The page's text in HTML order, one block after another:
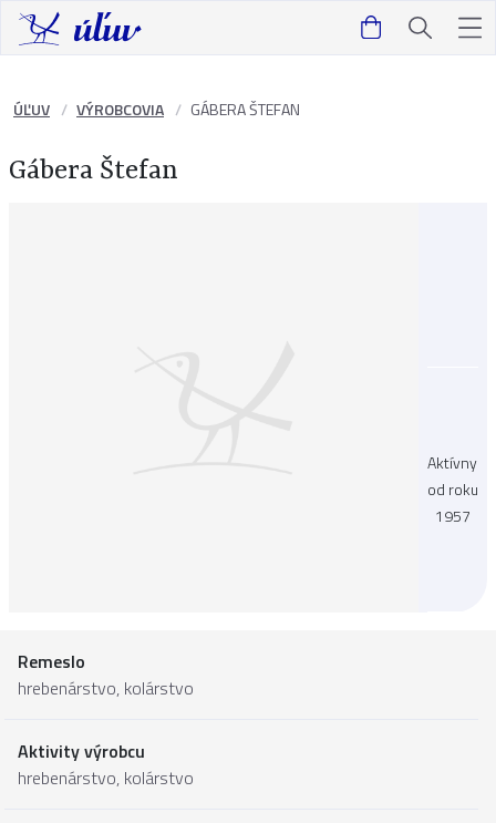
ÚĽUV VÝROBCOVIA GÁBERA ŠTEFAN
Gábera Štefan
Aktívny
od roku
1957
Remeslo
hrebenárstvo, kolárstvo
Aktivity výrobcu
hrebenárstvo, kolárstvo